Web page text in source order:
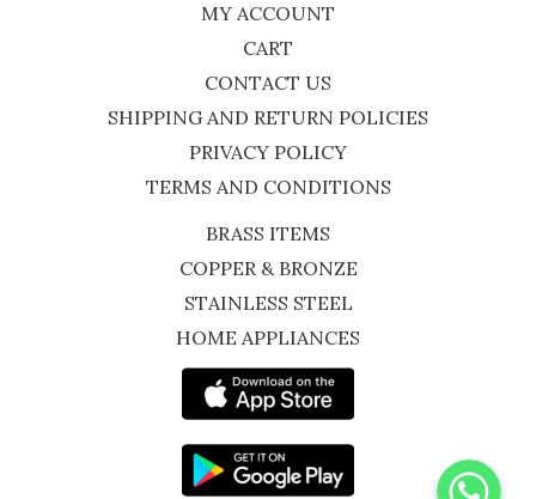
MY ACCOUNT
CART
CONTACT US
SHIPPING AND RETURN POLICIES
PRIVACY POLICY
TERMS AND CONDITIONS
BRASS ITEMS
COPPER & BRONZE
STAINLESS STEEL
HOME APPLIANCES
WhatsApp